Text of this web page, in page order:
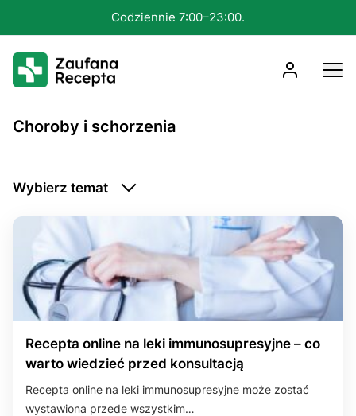
Konsultacja nawet w 15 minut.
Choroby i schorzenia
Wybierz temat
Choroby psychiczne Choroby zakaźne
Problemy intymne Telemedycyna
Układ hormonalny Układ krwionośny
Układ mięśniowo-szkieletowy Układ moczowy
Układ nerwowy Układ oddechowy
Układ rozrodczy Układ skórny Układ trawienny
Recepta online na leki immunosupresyjne – co
warto wiedzieć przed konsultacją
Recepta online na leki immunosupresyjne może zostać
wystawiona przede wszystkim…